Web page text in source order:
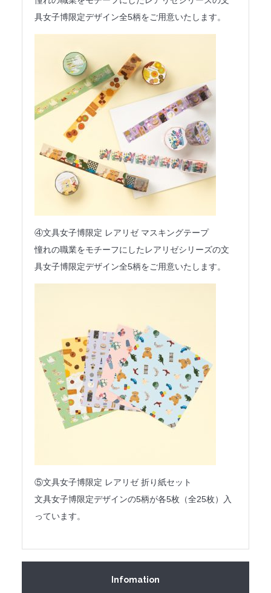
具女子博限定デザイン全5柄をご用意いたします。
④文具女子博限定 レアリゼ マスキングテープ
憧れの職業をモチーフにしたレアリゼシリーズの文
具女子博限定デザイン全5柄をご用意いたします。
⑤文具女子博限定 レアリゼ 折り紙セット
文具女子博限定デザインの5柄が各5枚（全25枚）入
っています。
Infomation